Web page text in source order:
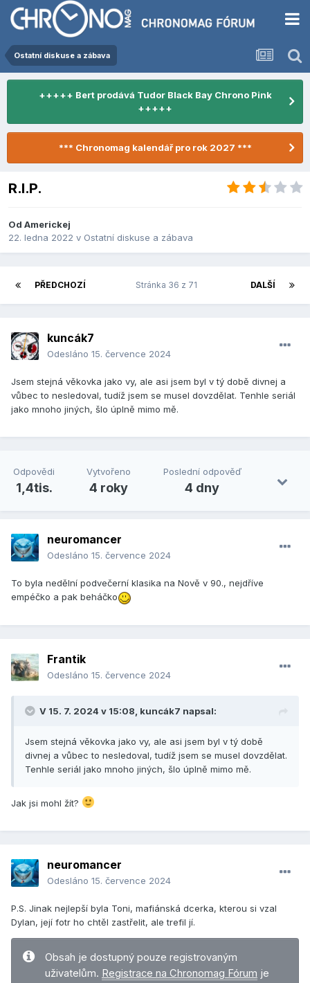
Ostatní diskuse a zábava
+++++ Bert prodává Tudor Black Bay Chrono Pink
+++++
*** Chronomag kalendář pro rok 2027 ***
R.I.P.
Od Americkej
22. ledna 2022 v Ostatní diskuse a zábava
PŘEDCHOZÍ DALŠÍ
Stránka 36 z 71
kuncák7
Odesláno 15. července 2024
Jsem stejná věkovka jako vy, ale asi jsem byl v tý době divnej a
vůbec to nesledoval, tudíž jsem se musel dovzdělat. Tenhle seriál
jako mnoho jiných, šlo úplně mimo mě.
Odpovědi
1,4tis.
Vytvořeno
4 roky
Poslední odpověď
4 dny
neuromancer
Odesláno 15. července 2024
To byla nedělní podvečerní klasika na Nově v 90., nejdříve
empéčko a pak beháčko
Frantik
Odesláno 15. července 2024
V 15. 7. 2024 v 15:08, kuncák7 napsal:
Jsem stejná věkovka jako vy, ale asi jsem byl v tý době
divnej a vůbec to nesledoval, tudíž jsem se musel dovzdělat.
Tenhle seriál jako mnoho jiných, šlo úplně mimo mě.
Jak jsi mohl žít?
neuromancer
Odesláno 15. července 2024
P.S. Jinak nejlepší byla Toni, mafiánská dcerka, kterou si vzal
Dylan, její fotr ho chtěl zastřelit, ale trefil jí.
Obsah je dostupný pouze registrovaným
uživatelům. Registrace na Chronomag Fórum je